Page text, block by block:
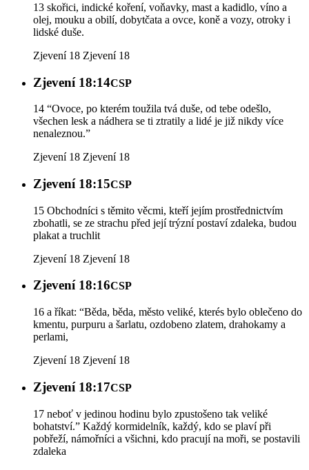
13 skořici, indické koření, voňavky, mast a kadidlo, víno a
olej, mouku a obilí, dobytčata a ovce, koně a vozy, otroky i
lidské duše.
Zjevení 18 Zjevení 18
Zjevení 18:14CSP
14 “Ovoce, po kterém toužila tvá duše, od tebe odešlo,
všechen lesk a nádhera se ti ztratily a lidé je již nikdy více
nenaleznou.”
Zjevení 18 Zjevení 18
Zjevení 18:15CSP
15 Obchodníci s těmito věcmi, kteří jejím prostřednictvím
zbohatli, se ze strachu před její trýzní postaví zdaleka, budou
plakat a truchlit
Zjevení 18 Zjevení 18
Zjevení 18:16CSP
16 a říkat: “Běda, běda, město veliké, kterés bylo oblečeno do
kmentu, purpuru a šarlatu, ozdobeno zlatem, drahokamy a
perlami,
Zjevení 18 Zjevení 18
Zjevení 18:17CSP
17 neboť v jedinou hodinu bylo zpustošeno tak veliké
bohatství.” Každý kormidelník, každý, kdo se plaví při
pobřeží, námořníci a všichni, kdo pracují na moři, se postavili
zdaleka